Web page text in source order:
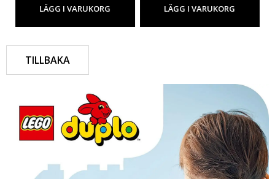
LÄGG I VARUKORG LÄGG I VARUKORG
TILLBAKA